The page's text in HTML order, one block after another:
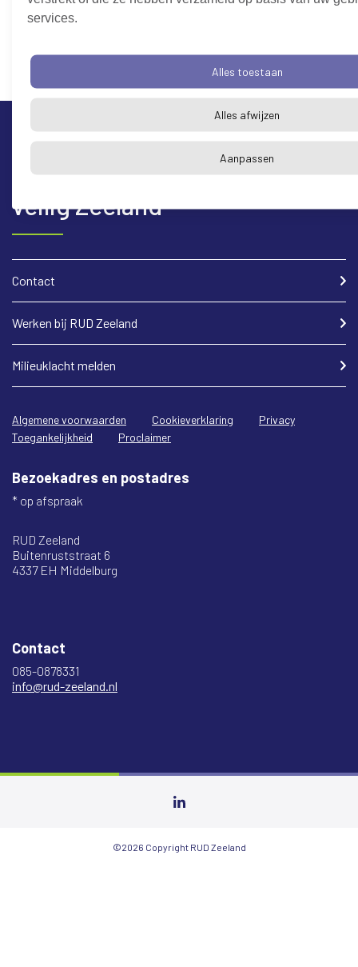
services.
Alles toestaan
Alles afwijzen
Aanpassen
Wij zetten ons elke dag
in voor een schoon en
veilig Zeeland
Contact
Werken bij RUD Zeeland
Milieuklacht melden
Algemene voorwaarden Cookieverklaring
Privacy
Toegankelijkheid
Proclaimer
Bezoekadres en postadres
* op afspraak
RUD Zeeland
Buitenruststraat 6
4337 EH Middelburg
Contact
085-0878331
info@rud-zeeland.nl
©2026 Copyright RUD Zeeland